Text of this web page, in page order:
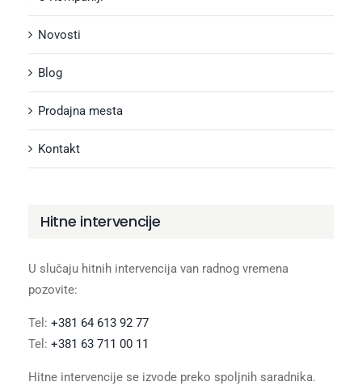
Novosti
Blog
Prodajna mesta
Kontakt
Hitne intervencije
U slučaju hitnih intervencija van radnog vremena
pozovite:
Tel: +381 64 613 92 77
Tel: +381 63 711 00 11
Hitne intervencije se izvode preko spoljnih saradnika.